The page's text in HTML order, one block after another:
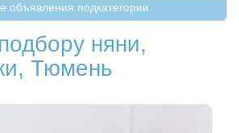
объявления подкатегории
няни,
Тюмень